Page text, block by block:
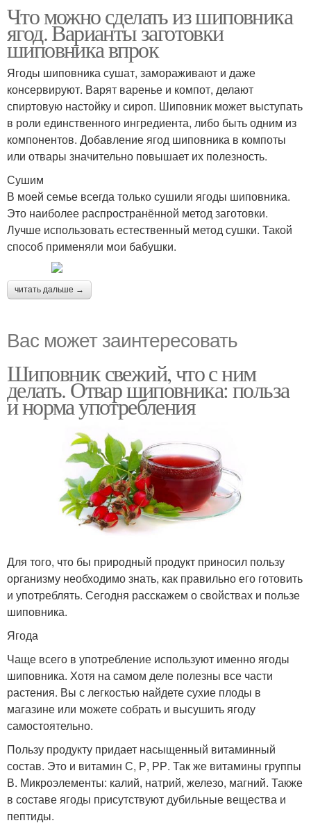
Что можно сделать из шиповника
ягод. Варианты заготовки
шиповника впрок
Ягоды шиповника сушат, замораживают и даже
консервируют. Варят варенье и компот, делают
спиртовую настойку и сироп. Шиповник может выступать
в роли единственного ингредиента, либо быть одним из
компонентов. Добавление ягод шиповника в компоты
или отвары значительно повышает их полезность.
Сушим
В моей семье всегда только сушили ягоды шиповника.
Это наиболее распространённой метод заготовки.
Лучше использовать естественный метод сушки. Такой
способ применяли мои бабушки.
читать дальше →
Вас может заинтересовать
Шиповник свежий, что с ним
делать. Отвар шиповника: польза
и норма употребления
Для того, что бы природный продукт приносил пользу
организму необходимо знать, как правильно его готовить
и употреблять. Сегодня расскажем о свойствах и пользе
шиповника.
Ягода
Чаще всего в употребление используют именно ягоды
шиповника. Хотя на самом деле полезны все части
растения. Вы с легкостью найдете сухие плоды в
магазине или можете собрать и высушить ягоду
самостоятельно.
Пользу продукту придает насыщенный витаминный
состав. Это и витамин С, Р, РР. Так же витамины группы
В. Микроэлементы: калий, натрий, железо, магний. Также
в составе ягоды присутствуют дубильные вещества и
пептиды.